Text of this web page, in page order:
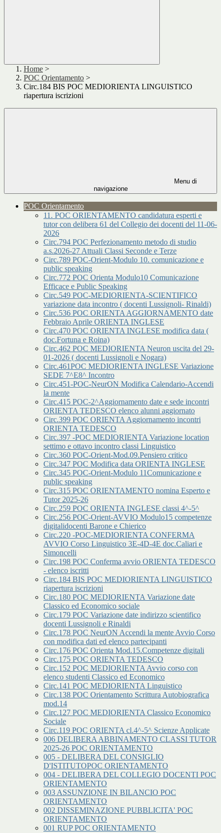
Home >
POC Orientamento >
Circ.184 BIS POC MEDIORIENTA LINGUISTICO
riapertura iscrizioni
Menu di
navigazione
POC Orientamento
11. POC ORIENTAMENTO candidatura esperti e
tutor con delibera 61 del Collegio dei docenti del 11-06-
2026
Circ.794 POC Perfezionamento metodo di studio
a.s.2026-27 Attuali Classi Seconde e Terze
Circ.789 POC-Orient-Modulo 10. comunicazione e
public speaking
Circ.772 POC Orienta Modulo10 Comunicazione
Efficace e Public Speaking
Circ.549 POC-MEDIORIENTA-SCIENTIFICO
variazione data incontro ( docenti Lussignoli- Rinaldi)
Circ.536 POC ORIENTA AGGIORNAMENTO date
Febbraio Aprile ORIENTA INGLESE
Circ.470 POC ORIENTA INGLESE modifica data (
doc.Fortuna e Roina)
Circ.462 POC MEDIORIENTA Neuron uscita del 29-
01-2026 ( docenti Lussignoli e Nogara)
Circ.461POC MEDIORIENTA INGLESE Variazione
SEDE 7^E8^ Incontro
Circ.451-POC-NeurON Modifica Calendario-Accendi
la mente
Circ.415 POC-2^Aggiornamento date e sede incontri
ORIENTA TEDESCO elenco alunni aggiornato
Circ.399 POC ORIENTA Aggiornamento incontri
ORIENTA TEDESCO
Circ.397 -POC MEDIORIENTA Variazione location
settimo e ottavo incontro classi Linguistico
Circ.360 POC-Orient-Mod.09.Pensiero critico
Circ.347 POC Modifica data ORIENTA INGLESE
Circ.345 POC-Orient-Modulo 11Comunicazione e
public speaking
Circ.315 POC ORIENTAMENTO nomina Esperto e
Tutor 2025-26
Circ.259 POC ORIENTA INGLESE classi 4^-5^
Circ.256 POC-Orient-AVVIO Modulo15 competenze
digitalidocenti Barone e Chierico
Circ.220 -POC-MEDIORIENTA CONFERMA
AVVIO Corso Linguistico 3E-4D-4E doc.Caliari e
Simoncelli
Circ.198 POC Conferma avvio ORIENTA TEDESCO
- elenco iscritti
Circ.184 BIS POC MEDIORIENTA LINGUISTICO
riapertura iscrizioni
Circ.180 POC MEDIORIENTA Variazione date
Classico ed Economico sociale
Circ.179 POC Variazione date indirizzo scientifico
docenti Lussignoli e Rinaldi
Circ.178 POC NeurON Accendi la mente Avvio Corso
con modifica dati ed elenco partecipanti
Circ.176 POC Orienta Mod.15.Competenze digitali
Circ.175 POC ORIENTA TEDESCO
Circ.152 POC MEDIORIENTA Avvio corso con
elenco studenti Classico ed Economico
Circ.141 POC MEDIORIENTA Linguistico
Circ.138 POC Orientamento Scrittura Autobiografica
mod.14
Circ.127 POC MEDIORIENTA Classico Economico
Sociale
Circ.119 POC ORIENTA cl.4^-5^ Scienze Applicate
006 DELIBERA ABBINAMENTO CLASSI TUTOR
2025-26 POC ORIENTAMENTO
005 - DELIBERA DEL CONSIGLIO
D'ISTITUTOPOC ORIENTAMENTO
004 - DELIBERA DEL COLLEGIO DOCENTI POC
ORIENTAMENTO
003 ASSUNZIONE IN BILANCIO POC
ORIENTAMENTO
002 DISSEMINAZIONE PUBBLICITA' POC
ORIENTAMENTO
001 RUP POC ORIENTAMENTO